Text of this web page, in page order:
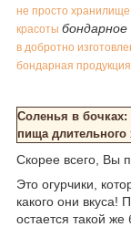
не просто
красоты бондарное
в добротно
бондарная
Соленья в бочках:
пища длительного
Скорее всего, Вы
Это огурчики,
какого они вкуса!
остается такой